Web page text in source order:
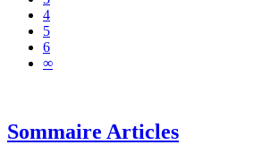
4
5
6
∞
Sommaire Articles